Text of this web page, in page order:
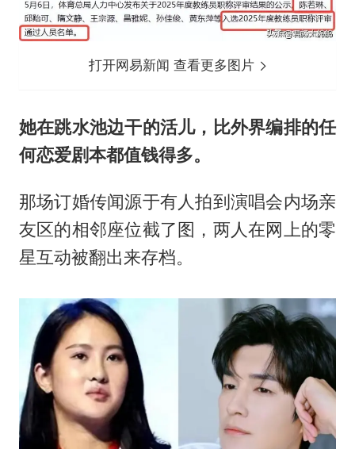
打开网易新闻 查看更多图片
她在跳水池边干的活儿，比外界编排的任
何恋爱剧本都值钱得多。
那场订婚传闻源于有人拍到演唱会内场亲
友区的相邻座位截了图，两人在网上的零
星互动被翻出来存档。